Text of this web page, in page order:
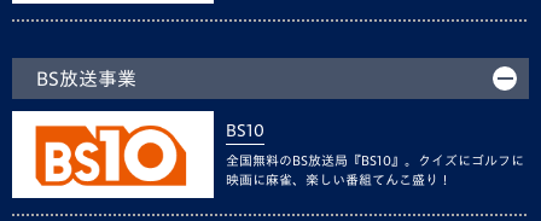
BS放送事業
BS10
全国無料のBS放送局『BS10』。クイズにゴルフに
映画に麻雀、楽しい番組てんこ盛り！